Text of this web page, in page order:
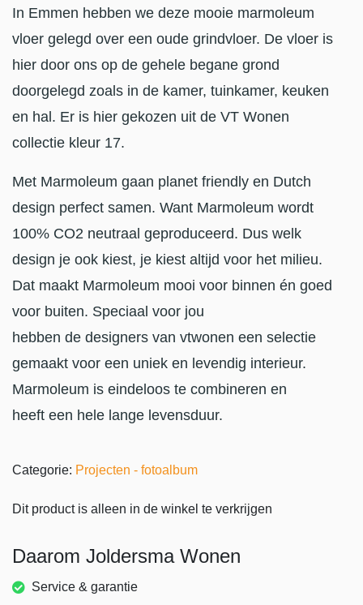
In Emmen hebben we deze mooie marmoleum
vloer gelegd over een oude grindvloer. De vloer is
hier door ons op de gehele begane grond
doorgelegd zoals in de kamer, tuinkamer, keuken
en hal. Er is hier gekozen uit de VT Wonen
collectie kleur 17.
Met Marmoleum gaan planet friendly en Dutch
design perfect samen. Want Marmoleum wordt
100% CO2 neutraal geproduceerd. Dus welk
design je ook kiest, je kiest altijd voor het milieu.
Dat maakt Marmoleum mooi voor binnen én goed
voor buiten. Speciaal voor jou
hebben de designers van vtwonen een selectie
gemaakt voor een uniek en levendig interieur.
Marmoleum is eindeloos te combineren en
heeft een hele lange levensduur.
Categorie: Projecten - fotoalbum
Dit product is alleen in de winkel te verkrijgen
Daarom Joldersma Wonen
Service & garantie